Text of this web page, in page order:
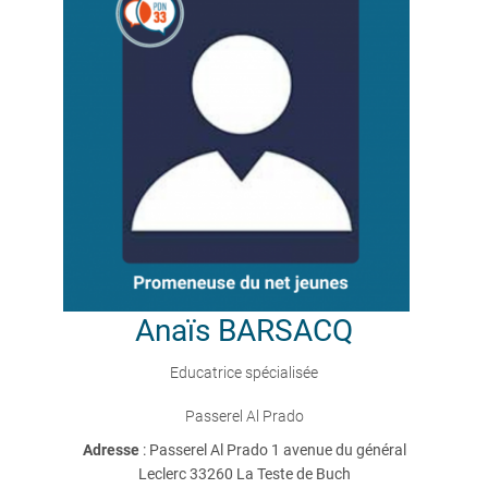
Anaïs BARSACQ
Educatrice spécialisée
Passerel Al Prado
Adresse : Passerel Al Prado 1 avenue du général
Leclerc 33260 La Teste de Buch